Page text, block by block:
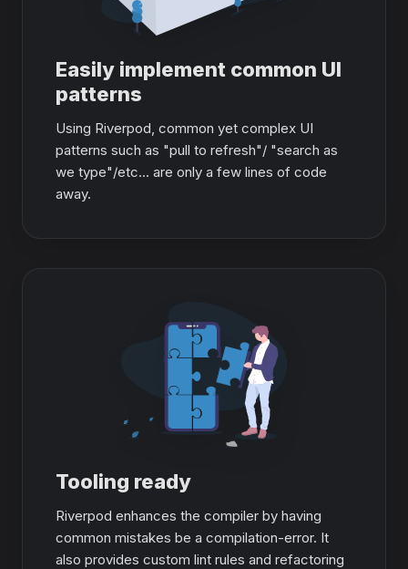
Easily implement common UI
patterns
Using Riverpod, common yet complex UI
patterns such as "pull to refresh"/ "search as
we type"/etc... are only a few lines of code
away.
Tooling ready
Riverpod enhances the compiler by having
common mistakes be a compilation-error. It
also provides custom lint rules and refactoring